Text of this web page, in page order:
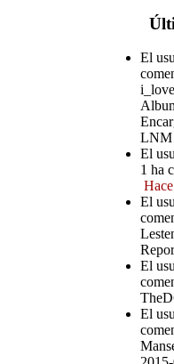
El
LNM
El
1 ha
El
El
El